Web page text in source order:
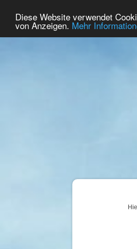
Diese Website verwendet
von Anzeigen. Mehr
Home